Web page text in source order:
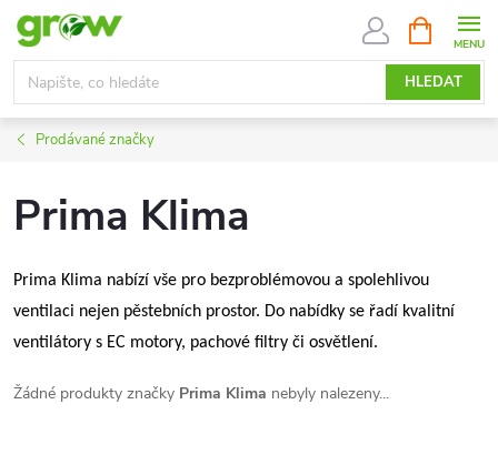
Přejít
obsah
HLEDAT
NÁKUPNÍ
KOŠÍK
Prodávané značky
Prima Klima
Prima Klima nabízí vše pro bezproblémovou a spolehlivou
ventilaci nejen pěstebních prostor. Do nabídky se řadí kvalitní
ventilátory s EC motory, pachové filtry či osvětlení.
Žádné produkty značky Prima Klima nebyly nalezeny...